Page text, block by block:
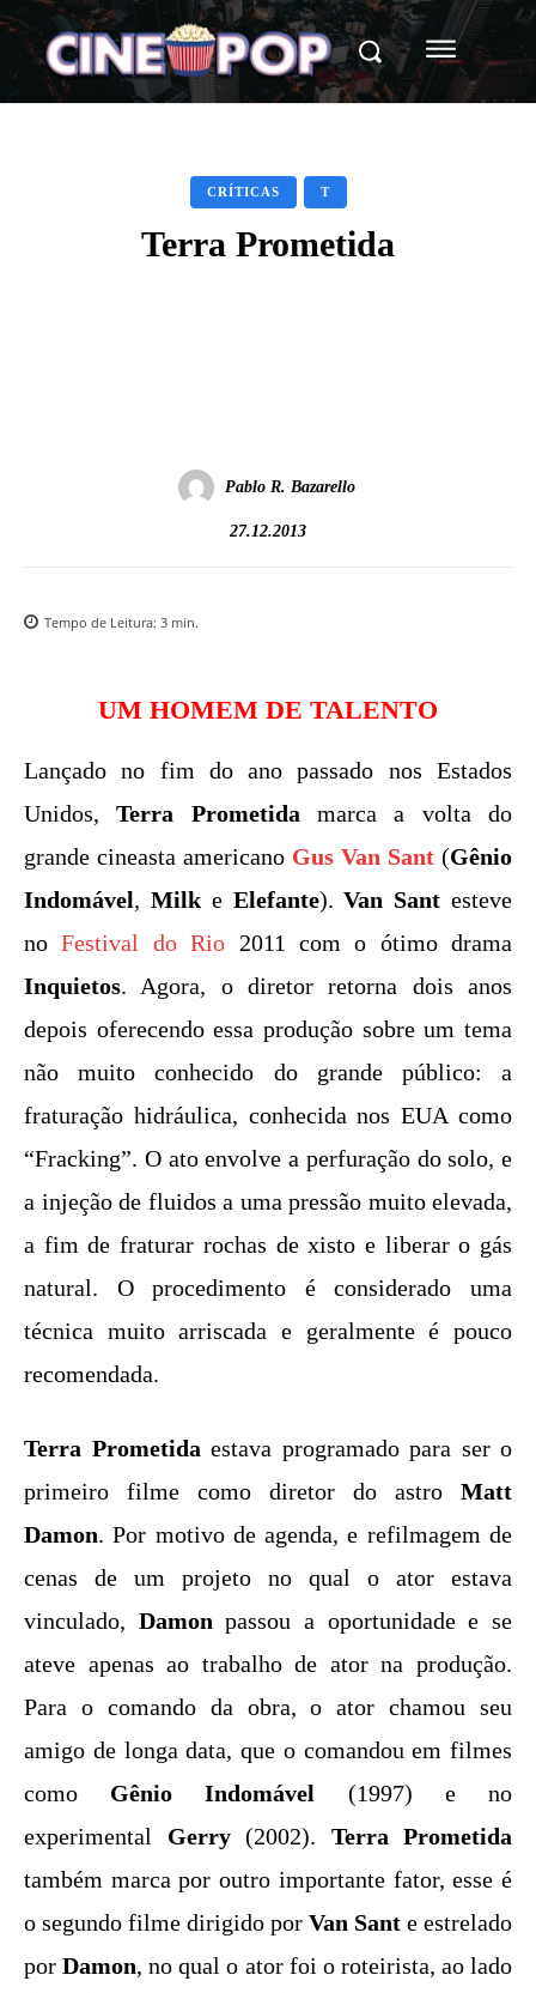
CRÍTICAS T
Terra Prometida
Pablo R. Bazarello
27.12.2013
Tempo de Leitura: 3 min.
UM HOMEM DE TALENTO
Lançado no fim do ano passado nos Estados
Unidos,Terra Prometida marca a volta do
grande cineasta americano Gus Van Sant (Gênio
Indomável, Milke Elefante).Van Sant esteve
noFestival do Rio 2011 com o ótimo drama
Inquietos. Agora, o diretor retorna dois anos
depois oferecendo essa produção sobre um tema
não muito conhecido do grande público: a
fraturação hidráulica, conhecida nos EUA como
“Fracking”. O ato envolve a perfuração do solo, e
a injeção de fluidos a uma pressão muito elevada,
a fim de fraturar rochas de xisto e liberar o gás
natural. O procedimento é considerado uma
técnica muito arriscada e geralmente é pouco
recomendada.
Terra Prometida estava programado para ser o
primeiro filme como diretor do astro Matt
Damon. Por motivo de agenda, e refilmagem de
cenas de um projeto no qual o ator estava
vinculado, Damon passou a oportunidade e se
ateve apenas ao trabalho de ator na produção.
Para o comando da obra, o ator chamou seu
amigo de longa data, que o comandou em filmes
como Gênio Indomável (1997) e no
experimental Gerry (2002). Terra Prometida
também marca por outro importante fator, esse é
o segundo filme dirigido por Van Sant e estrelado
porDamon, no qual o ator foi o roteirista, ao lado